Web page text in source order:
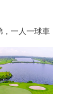
，一人一球車